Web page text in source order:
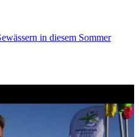
in diesem Sommer